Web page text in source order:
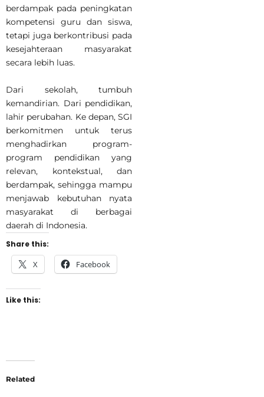
berdampak pada peningkatan
kompetensi guru dan siswa,
tetapi juga berkontribusi pada
kesejahteraan masyarakat
secara lebih luas.
Dari sekolah, tumbuh
kemandirian. Dari pendidikan,
lahir perubahan. Ke depan, SGI
berkomitmen untuk terus
menghadirkan program-
program pendidikan yang
relevan, kontekstual, dan
berdampak, sehingga mampu
menjawab kebutuhan nyata
masyarakat di berbagai
daerah di Indonesia.
Share this:
X Facebook
Like this:
Related